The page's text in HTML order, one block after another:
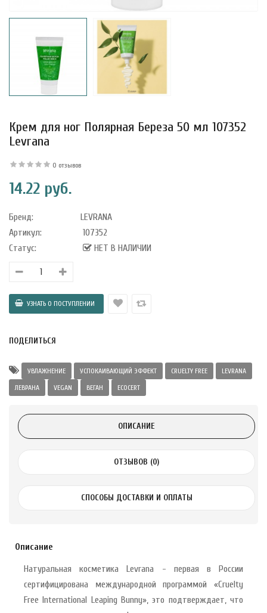
75 мл
Крем для ног Полярная Береза 50 мл 107352
Levrana
0 отзывов
14.22 руб.
Бренд:
LEVRANA
Артикул:
107352
Статус:
НЕТ В НАЛИЧИИ
ПОДЕЛИТЬСЯ
УВЛАЖНЕНИЕ УСПОКАИВАЮЩИЙ ЭФФЕКТ CRUELTY FREE
LEVRANA
ЛЕВРАНА
VEGAN ВЕГАН ECOCERT
ОПИСАНИЕ
ОТЗЫВОВ (0)
СПОСОБЫ ДОСТАВКИ И ОПЛАТЫ
Описание
Натуральная косметика Levrana - первая в России
сертифицирована международной программой «Cruelty
Free International Leaping Bunny», это подтверждает, что